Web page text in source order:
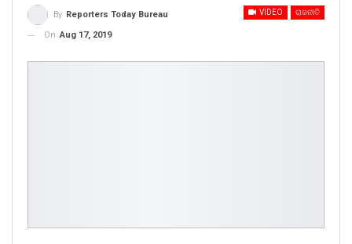
VIDEO ରାଜନୀତି
By Reporters Today Bureau
On Aug 17, 2019